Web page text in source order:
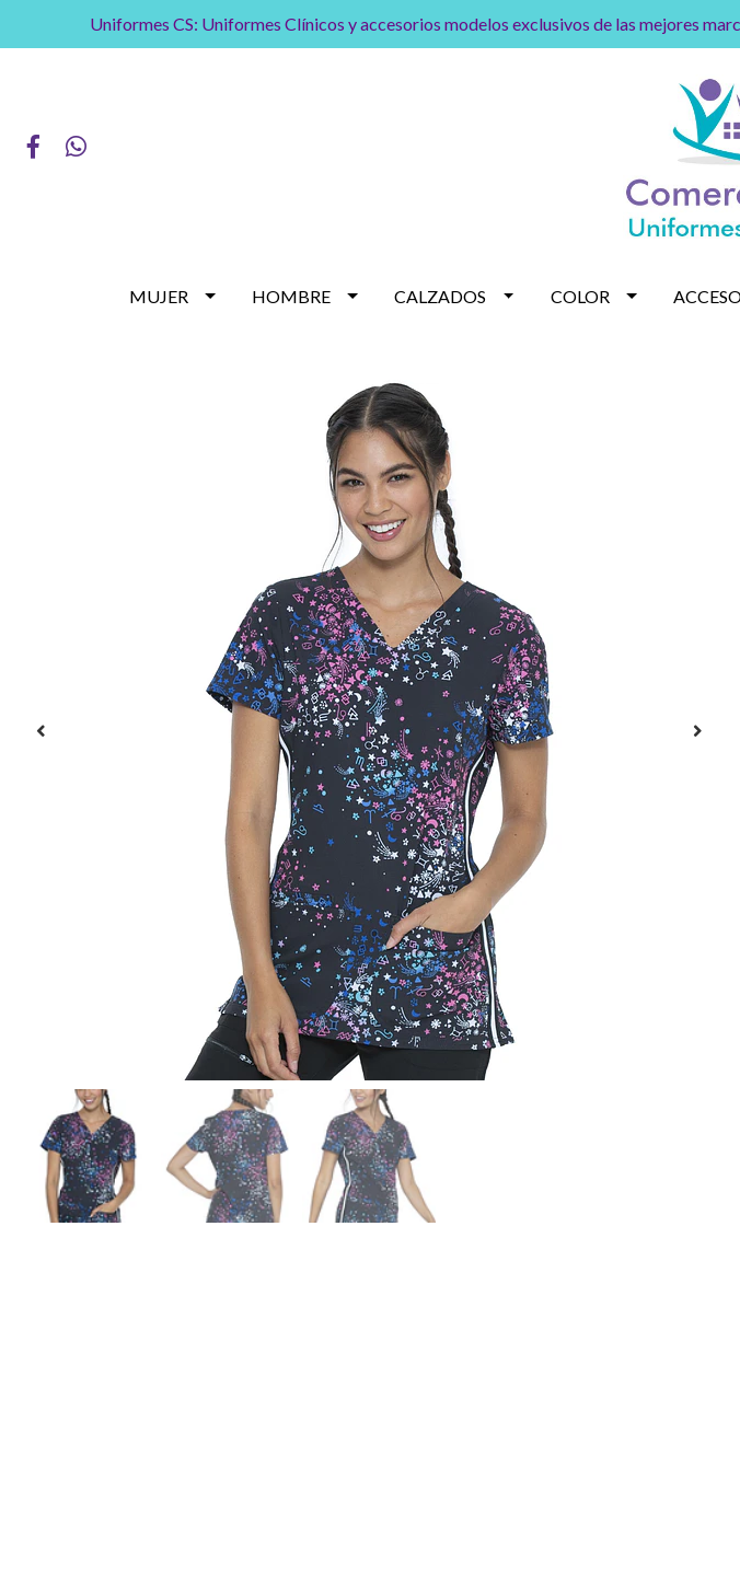
Uniformes CS: Uniformes Clínicos y accesorios modelos exclusivos de las mejores
MUJER HOMBRE CALZADOS COLOR